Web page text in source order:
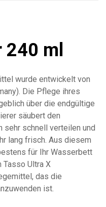
ml
wurde entwickelt von
Die Pflege ihres
über die endgültige
säubert den
sehr schnell verteilen und
lang frisch. Aus diesem
für Ihr Wasserbett
Ultra X
das die
ist.